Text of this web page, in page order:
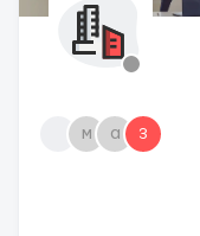
м a 3